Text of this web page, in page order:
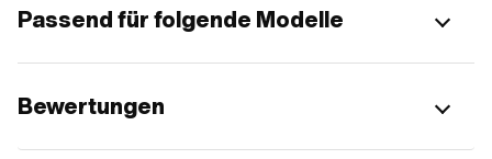
Passend für folgende Modelle
Bewertungen